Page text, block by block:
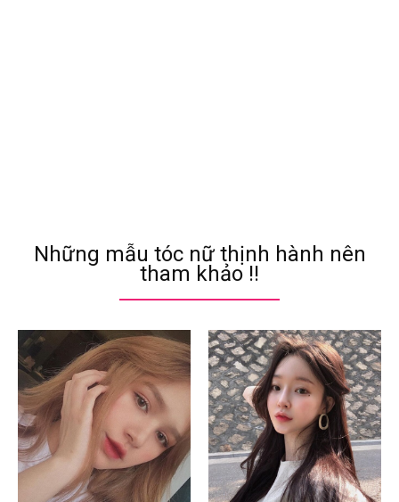
Những mẫu tóc nữ thịnh hành nên
tham khảo !!